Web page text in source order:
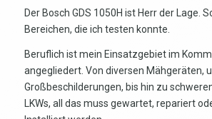
Der Bosch GDS 1050H ist Herr der Lage.
Bereichen, die ich testen konnte.
Beruflich ist mein Einsatzgebiet im
angegliedert. Von diversen Mähgeräten,
Großbeschilderungen, bis hin zu
LKWs, all das muss gewartet, repariert